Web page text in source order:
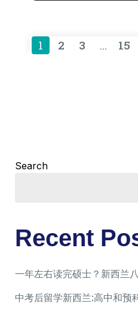
1 2 3 … 15
Search
Recent
一年左右读完硕士？新西兰
中考后留学新西兰:高中和预